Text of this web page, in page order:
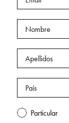
Particular